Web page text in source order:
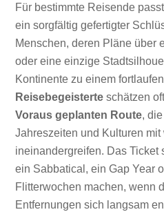
Für bestimmte Reisende
ein sorgfältig gefertigter
Menschen, deren Pläne über
oder eine einzige
Kontinente zu einem
Reisebegeisterte schätzen
Voraus geplanten Route,
Jahreszeiten und Kulturen
ineinandergreifen. Das Ticket
ein Sabbatical, ein Gap Year
Flitterwochen machen, wenn
Entfernungen sich langsam